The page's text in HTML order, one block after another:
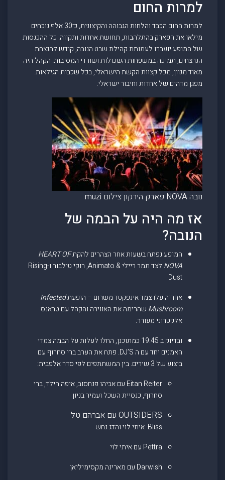
למרות החום
למרות החום הכבד והלחות הגבוהה והקיצונית, כ־30 אלף נוכחים
מילאו את הפארק בהתלהבות, תחושת אחדות ותקווה. כל ההכנסות
של המופע יועברו לעמותת קהילת שבט הנובה, קודש להנצחת
הנרצחים, תמיכה במשפחות השכולות ושורדי המסיבות. הקהל היה
מאוד מגוון, מכל קצוות הקשת הישראלי, בכל שכבות הגילאות.
מפגן מדהים של אחדות וחיבור ישראלי.
נובה NOVA פארק הירקון צילום muzi
אז מה היה על הבמה של
הנובה?
המופע נפתח בשעות אחר הצהרים להקתHEART OF
NOVA
לצד תמר ריילי & Animato, רוקי טילבור ו-Rising
Dust
אחריה עלו צמד אינפקטד משרום – הופעתInfected
Mushroom שהרימה את האווירה והקהל עם טראנס
אלקטרוני מעורר.
ובדיוק ב 19:45 כמתוכנן, החלו לעלות על הבמה צמדי
האמנים יחד עם ה DJ’S. פתח את הערב ברי סחרוף עם
ביצוע של 3 שירים. בין המשתתפים לפי סדר אלפבית:
Eitan Reiter עם אביהו פנחסוב, איפה הילד, ברי
סחרוף, כנסיית השכל ועמיר בניון
OUTSIDERS עם אברהם טל
Bliss איתי לוי והדג נחש
Pettra עם איתי לוי
Darwish עם מארינה מקסימיליאן